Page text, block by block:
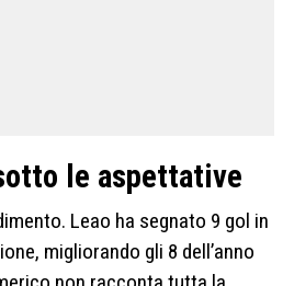
le aspettative
Leao ha segnato 9 gol in
migliorando gli 8 dell’anno